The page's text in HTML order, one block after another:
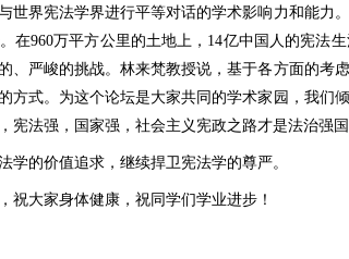
世界宪法学界进行平等对话的学术影响力和能力
在960万平方公里的土地上，14亿中国人的宪法
、严峻的挑战。林来梵教授说，基于各方面的考
方式。为这个论坛是大家共同的学术家园，我们
宪法强，国家强，社会主义宪政之路才是法治强国
学的价值追求，继续捍卫宪法学的尊严。
祝大家身体健康，祝同学们学业进步！